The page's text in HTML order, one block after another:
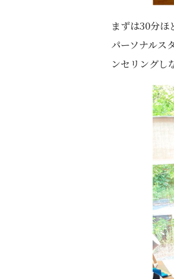
まずは30分ほ
パーソナルス
ンセリングし